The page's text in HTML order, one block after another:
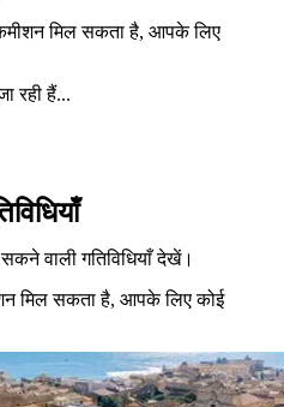
मिल सकता है, आपके लिए
रही हैं...
वाली गतिविधियाँ देखें।
मिल सकता है, आपके लिए कोई